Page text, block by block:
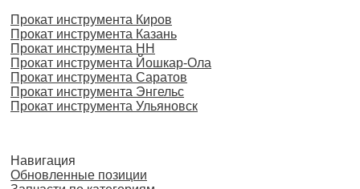
Прокат инструмента Киров
Прокат инструмента Казань
Прокат инструмента НН
Прокат инструмента Йошкар-Ола
Прокат инструмента Саратов
Прокат инструмента Энгельс
Прокат инструмента Ульяновск
Навигация
Обновленные позиции